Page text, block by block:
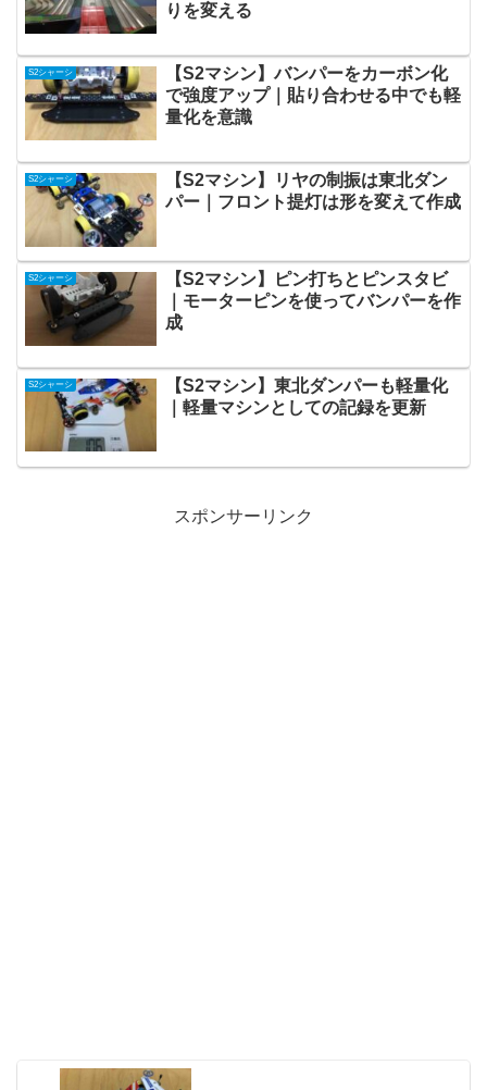
りを変える
S2シャーシ
【S2マシン】バンパーをカーボン化
で強度アップ｜貼り合わせる中でも軽
量化を意識
S2シャーシ
【S2マシン】リヤの制振は東北ダン
パー｜フロント提灯は形を変えて作成
S2シャーシ
【S2マシン】ピン打ちとピンスタビ
｜モーターピンを使ってバンパーを作
成
S2シャーシ
【S2マシン】東北ダンパーも軽量化
｜軽量マシンとしての記録を更新
スポンサーリンク